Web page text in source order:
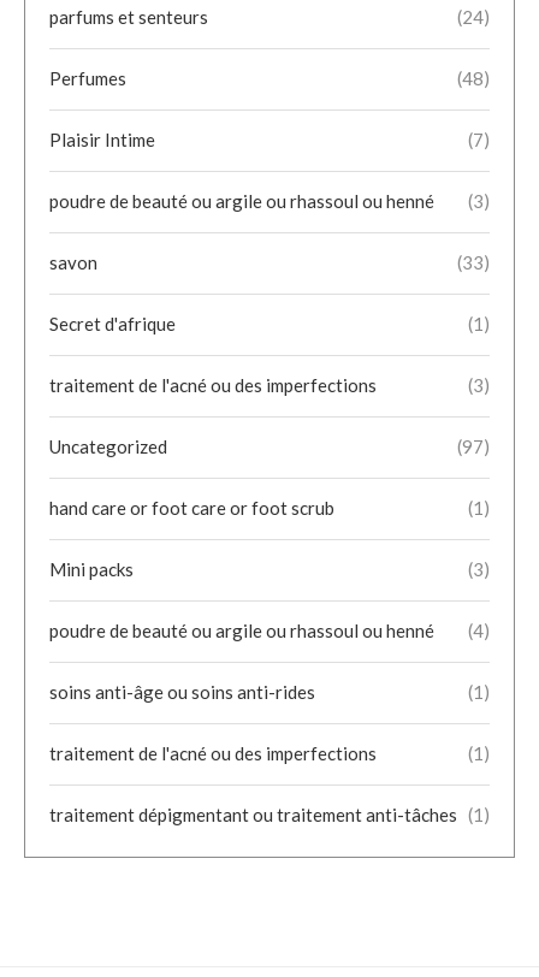
parfums et senteurs (24)
Perfumes (48)
Plaisir Intime (7)
poudre de beauté ou argile ou rhassoul ou henné (3)
savon (33)
Secret d'afrique (1)
traitement de l'acné ou des imperfections (3)
Uncategorized (97)
hand care or foot care or foot scrub (1)
Mini packs (3)
poudre de beauté ou argile ou rhassoul ou henné (4)
soins anti-âge ou soins anti-rides (1)
traitement de l'acné ou des imperfections (1)
traitement dépigmentant ou traitement anti-tâches (1)